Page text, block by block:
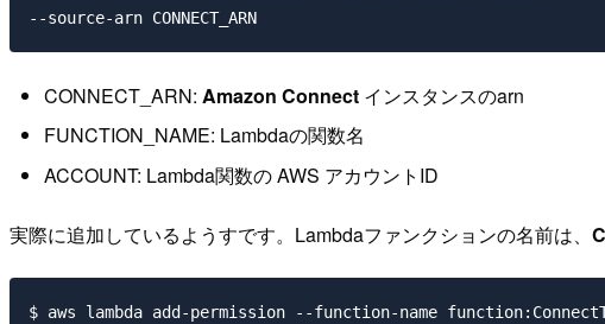
CONNECT_ARN: Amazon Connectインスタンスのarn
FUNCTION_NAME: Lambdaの関数名
ACCOUNT: Lambda関数の AWS アカウントID
実際に追加しているようすです。Lambdaファンクションの名前は、
$ aws lambda add-permission --function-name